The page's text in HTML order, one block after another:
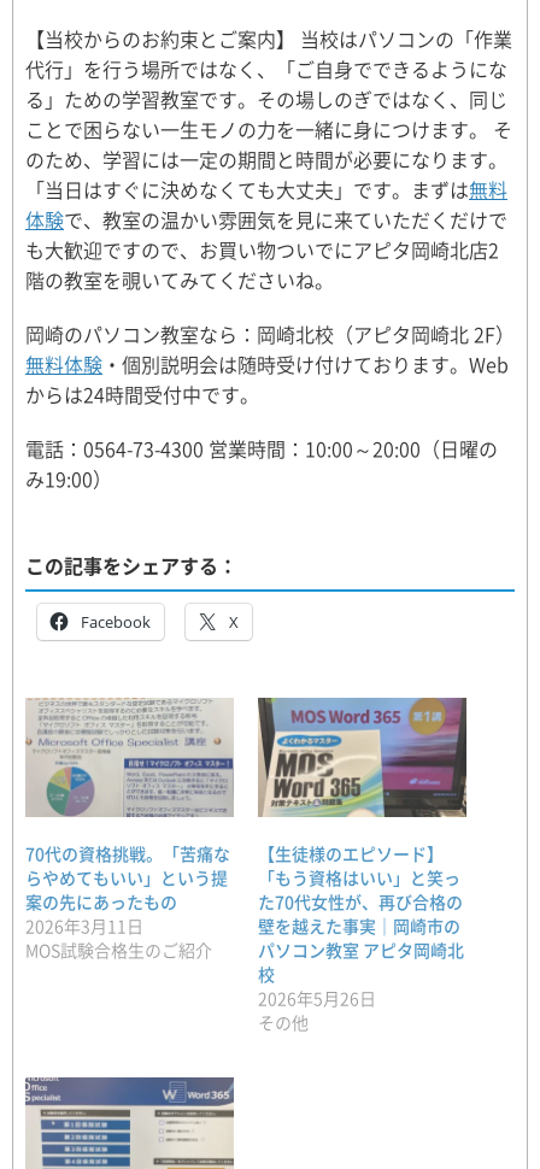
【当校からのお約束とご案内】 当校はパソコンの「作業
代行」を行う場所ではなく、「ご自身でできるようにな
る」ための学習教室です。その場しのぎではなく、同じ
ことで困らない一生モノの力を一緒に身につけます。 そ
のため、学習には一定の期間と時間が必要になります。
「当日はすぐに決めなくても大丈夫」です。まずは無料
体験で、教室の温かい雰囲気を見に来ていただくだけで
も大歓迎ですので、お買い物ついでにアピタ岡崎北店2
階の教室を覗いてみてくださいね。
岡崎のパソコン教室なら：岡崎北校（アピタ岡崎北 2F）
無料体験 ・個別説明会は随時受け付けております。Web
からは24時間受付中です。
電話：0564-73-4300 営業時間：10:00～20:00（日曜の
み19:00）
この記事をシェアする：
Facebook X
70代の資格挑戦。「苦痛な
らやめてもいい」という提
案の先にあったもの
2026年3月11日
MOS試験合格生のご紹介
【生徒様のエピソード】
「もう資格はいい」と笑っ
た70代女性が、再び合格の
壁を越えた事実｜岡崎市の
パソコン教室 アピタ岡崎北
校
2026年5月26日
その他